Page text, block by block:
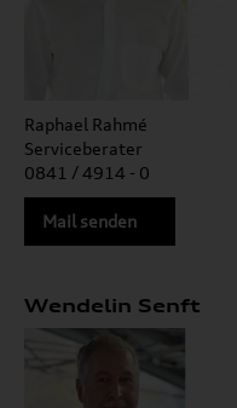
Raphael Rahmé
Serviceberater
0841 / 4914 - 0
Mail senden
Wendelin Senft